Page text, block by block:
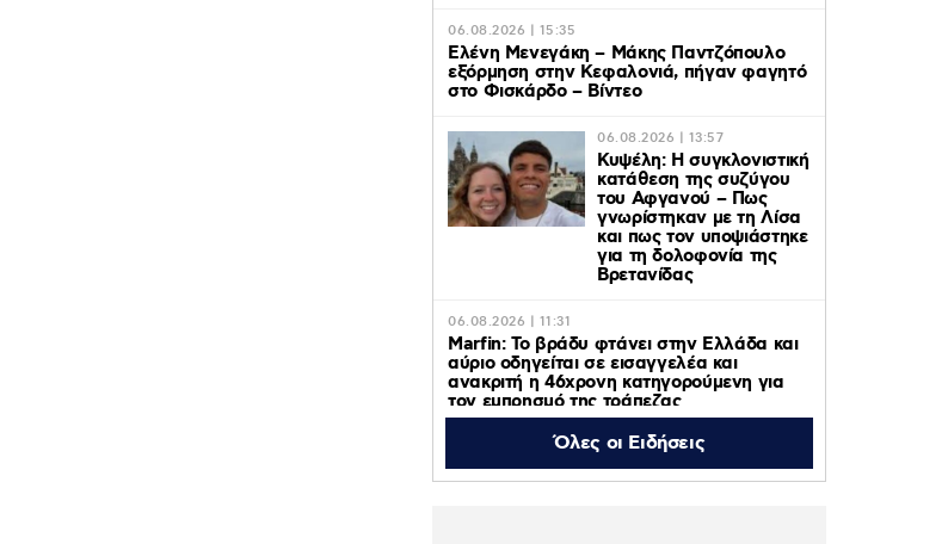
06.08.2026 | 15:35
Ελένη Μενεγάκη – Μάκης Παντζόπουλο
εξόρμηση στην Κεφαλονιά, πήγαν φαγητό
στο Φισκάρδο – Βίντεο
06.08.2026 | 13:57
Κυψέλη: Η συγκλονιστική
κατάθεση της συζύγου
του Αφγανού – Πως
γνωρίστηκαν με τη Λίσα
και πως τον υποψιάστηκε
για τη δολοφονία της
Βρετανίδας
06.08.2026 | 11:31
Marfin: Το βράδυ φτάνει στην Ελλάδα και
αύριο οδηγείται σε εισαγγελέα και
ανακριτή η 46χρονη κατηγορούμενη για
τον εμπρησμό της τράπεζας
06.08.2026 | 11:23
Γαρυφαλλιά Καληφώνη: Διακοπές με
Όλες οι Ειδήσεις